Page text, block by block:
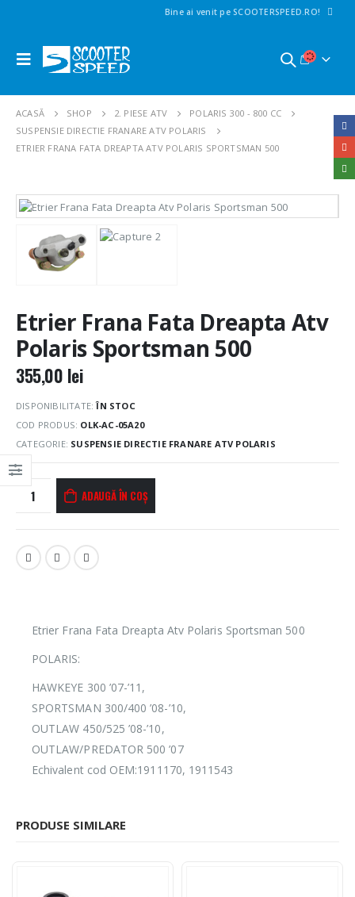
Bine ai venit pe SCOOTERSPEED.RO!
ACASĂ SHOP 2. PIESE ATV
POLARIS 300 - 800 CC
SUSPENSIE DIRECTIE FRANARE ATV POLARIS
ETRIER FRANA FATA DREAPTA ATV POLARIS SPORTSMAN 500
Etrier Frana Fata Dreapta Atv
Polaris Sportsman 500
355,00 lei
DISPONIBILITATE:ÎN STOC
COD PRODUS: OLK-AC-05A20
CATEGORIE: SUSPENSIE DIRECTIE FRANARE ATV POLARIS
ADAUGĂ ÎN COȘ
Etrier Frana Fata Dreapta Atv Polaris Sportsman 500
POLARIS:
HAWKEYE 300 ’07-’11,
SPORTSMAN 300/400 ’08-’10,
OUTLAW 450/525 ’08-’10,
OUTLAW/PREDATOR 500 ’07
Echivalent cod OEM:1911170, 1911543
PRODUSE SIMILARE